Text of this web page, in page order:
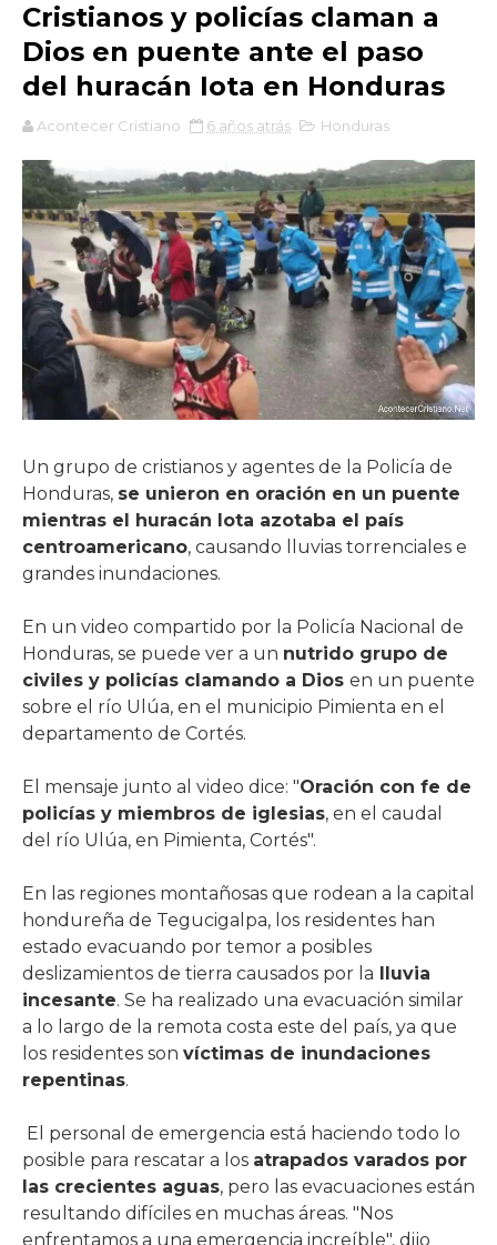
Cristianos y policías claman a
Dios en puente ante el paso
del huracán Iota en Honduras
Acontecer Cristiano 6 años atrás Honduras
Un grupo de cristianos y agentes de la Policía de
Honduras, se unieron en oración en un puente
mientras el huracán Iota azotaba el país
centroamericano, causando lluvias torrenciales e
grandes inundaciones.
En un video compartido por la Policía Nacional de
Honduras, se puede ver a un nutrido grupo de
civiles y policías clamando a Dios en un puente
sobre el río Ulúa, en el municipio Pimienta en el
departamento de Cortés.
El mensaje junto al video dice: "Oración con fe de
policías y miembros de iglesias, en el caudal
del río Ulúa, en Pimienta, Cortés".
En las regiones montañosas que rodean a la capital
hondureña de Tegucigalpa, los residentes han
estado evacuando por temor a posibles
deslizamientos de tierra causados ​​por la lluvia
incesante. Se ha realizado una evacuación similar
a lo largo de la remota costa este del país, ya que
los residentes son víctimas de inundaciones
repentinas.
El personal de emergencia está haciendo todo lo
posible para rescatar a los atrapados varados por
las crecientes aguas, pero las evacuaciones están
resultando difíciles en muchas áreas. "Nos
enfrentamos a una emergencia increíble", dijo